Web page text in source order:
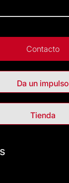
Contacto
Da un impulso
Tienda